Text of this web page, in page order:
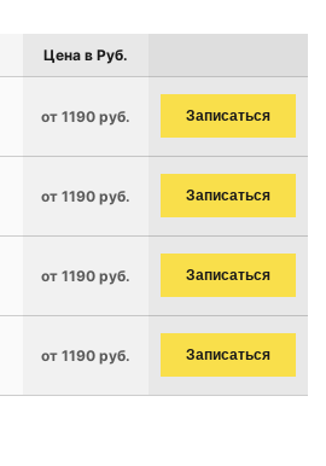
Цена в Руб.
от 1190 руб. Записаться
от 1190 руб. Записаться
от 1190 руб. Записаться
от 1190 руб. Записаться